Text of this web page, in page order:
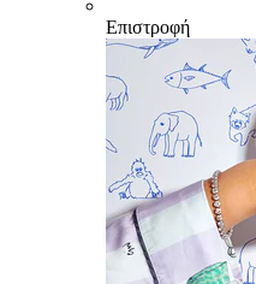
Επιστροφή